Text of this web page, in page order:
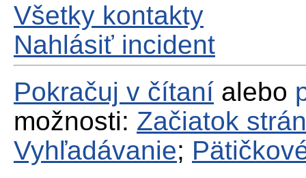
Všetky kontakty
Nahlásiť incident
Pokračuj v čítaní alebo
možnosti: Začiatok
Vyhľadávanie;